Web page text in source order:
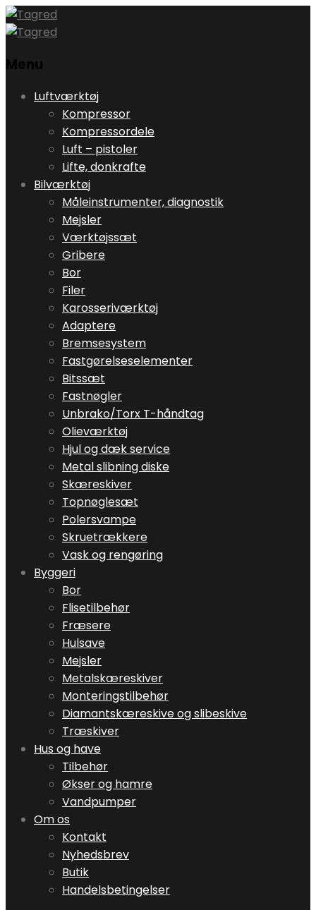
Menu
Skip
content
Luftværktøj
Kompressor
Kompressordele
Luft – pistoler
Lifte, donkrafte
Bilværktøj
Måleinstrumenter, diagnostik
Mejsler
Værktøjssæt
Gribere
Bor
Filer
Karosseriværktøj
Adaptere
Bremsesystem
Fastgørelseselementer
Bitssæt
Fastnøgler
Unbrako/Torx T-håndtag
Olieværktøj
Hjul og dæk service
Metal slibning diske
Skæreskiver
Topnøglesæt
Polersvampe
Skruetrækkere
Vask og rengøring
Byggeri
Bor
Flisetilbehør
Fræsere
Hulsave
Mejsler
Metalskæreskiver
Monteringstilbehør
Diamantskæreskive og slibeskive
Træskiver
Hus og have
Tilbehør
Økser og hamre
Vandpumper
Om os
Kontakt
Nyhedsbrev
Butik
Handelsbetingelser